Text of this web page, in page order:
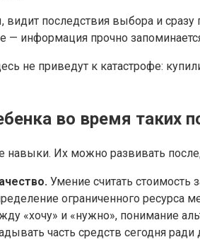
последствия выбора и
— информация прочно
не приведут к катастрофе:
во время таких
навыки. Их можно развивать
Умение считать стоимость
ограниченного ресурса
«хочу» и «нужно», понимание
часть средств сегодня